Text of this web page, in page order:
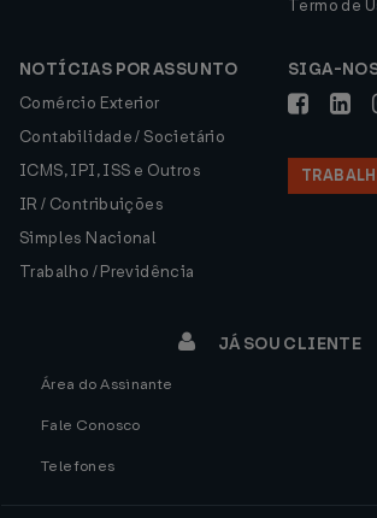
Termo de
NOTÍCIAS POR ASSUNTO
Comércio Exterior
Contabilidade / Societário
ICMS, IPI, ISS e Outros
IR / Contribuições
Simples Nacional
Trabalho / Previdência
SIGA-
JÁ SOU CLIENTE
Área do Assinante
Fale Conosco
Telefones